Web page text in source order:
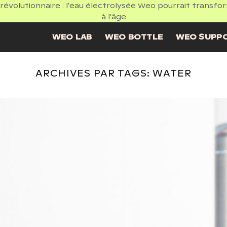
: l'eau électrolysée Weo pourrait
à l'âge
WEO LAB WEO BOTTLE WEO
ARCHIVES PAR TAGS:WATER